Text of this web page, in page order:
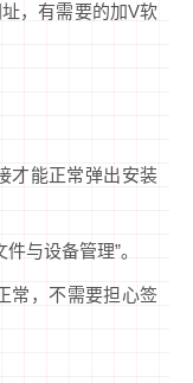
，有需要的加V软
才能正常弹出安装
与设备管理”。
常，不需要担心签